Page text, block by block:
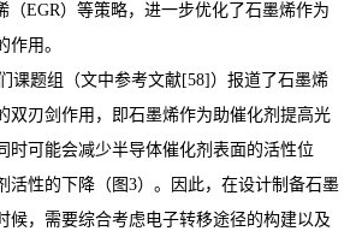
（EGR）等策略，进一步优化了石墨烯作为
作用。
课题组（文中参考文献[58]）报道了石墨烯
双刃剑作用，即石墨烯作为助催化剂提高光
时可能会减少半导体催化剂表面的活性位
活性的下降（图3）。因此，在设计制备石墨
候，需要综合考虑电子转移途径的构建以及